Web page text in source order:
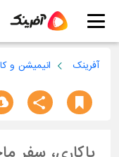
آفرینک انیمیشن و